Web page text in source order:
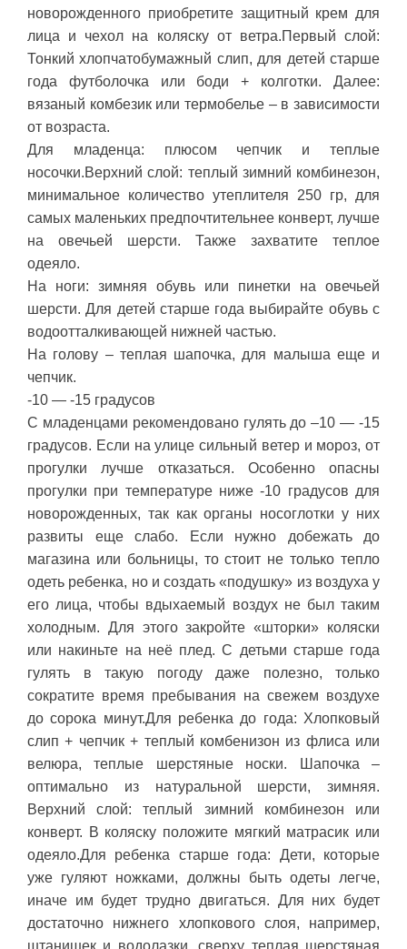
новорожденного приобретите защитный крем для
лица и чехол на коляску от ветра.Первый слой:
Тонкий хлопчатобумажный слип, для детей старше
года футболочка или боди + колготки. Далее:
вязаный комбезик или термобелье – в зависимости
от возраста.
Для младенца: плюсом чепчик и теплые
носочки.Верхний слой: теплый зимний комбинезон,
минимальное количество утеплителя 250 гр, для
самых маленьких предпочтительнее конверт, лучше
на овечьей шерсти. Также захватите теплое
одеяло.
На ноги: зимняя обувь или пинетки на овечьей
шерсти. Для детей старше года выбирайте обувь с
водоотталкивающей нижней частью.
На голову – теплая шапочка, для малыша еще и
чепчик.
-10 — -15 градусов
С младенцами рекомендовано гулять до –10 — -15
градусов. Если на улице сильный ветер и мороз, от
прогулки лучше отказаться. Особенно опасны
прогулки при температуре ниже -10 градусов для
новорожденных, так как органы носоглотки у них
развиты еще слабо. Если нужно добежать до
магазина или больницы, то стоит не только тепло
одеть ребенка, но и создать «подушку» из воздуха у
его лица, чтобы вдыхаемый воздух не был таким
холодным. Для этого закройте «шторки» коляски
или накиньте на неё плед. С детьми старше года
гулять в такую погоду даже полезно, только
сократите время пребывания на свежем воздухе
до сорока минут.Для ребенка до года: Хлопковый
слип + чепчик + теплый комбенизон из флиса или
велюра, теплые шерстяные носки. Шапочка –
оптимально из натуральной шерсти, зимняя.
Верхний слой: теплый зимний комбинезон или
конверт. В коляску положите мягкий матрасик или
одеяло.Для ребенка старше года: Дети, которые
уже гуляют ножками, должны быть одеты легче,
иначе им будет трудно двигаться. Для них будет
достаточно нижнего хлопкового слоя, например,